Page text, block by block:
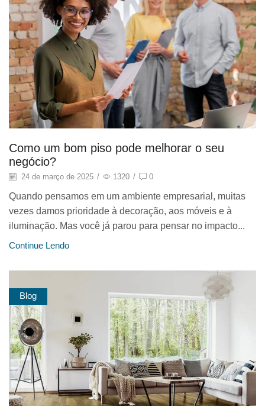
Como um bom piso pode melhorar o seu
negócio?
24 de março de 2025 / 1320 / 0
Quando pensamos em um ambiente empresarial, muitas
vezes damos prioridade à decoração, aos móveis e à
iluminação. Mas você já parou para pensar no impacto...
Continue Lendo
Blog